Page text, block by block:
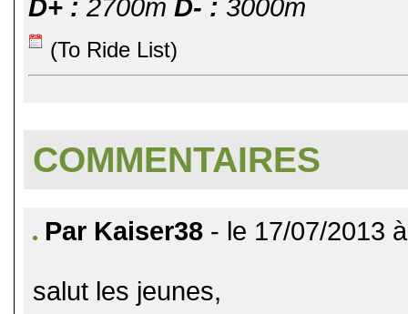
D+ : 2700m D- : 3000m
(To Ride List)
COMMENTAIRES
Par Kaiser38 - le 17/07/2013
salut les jeunes,